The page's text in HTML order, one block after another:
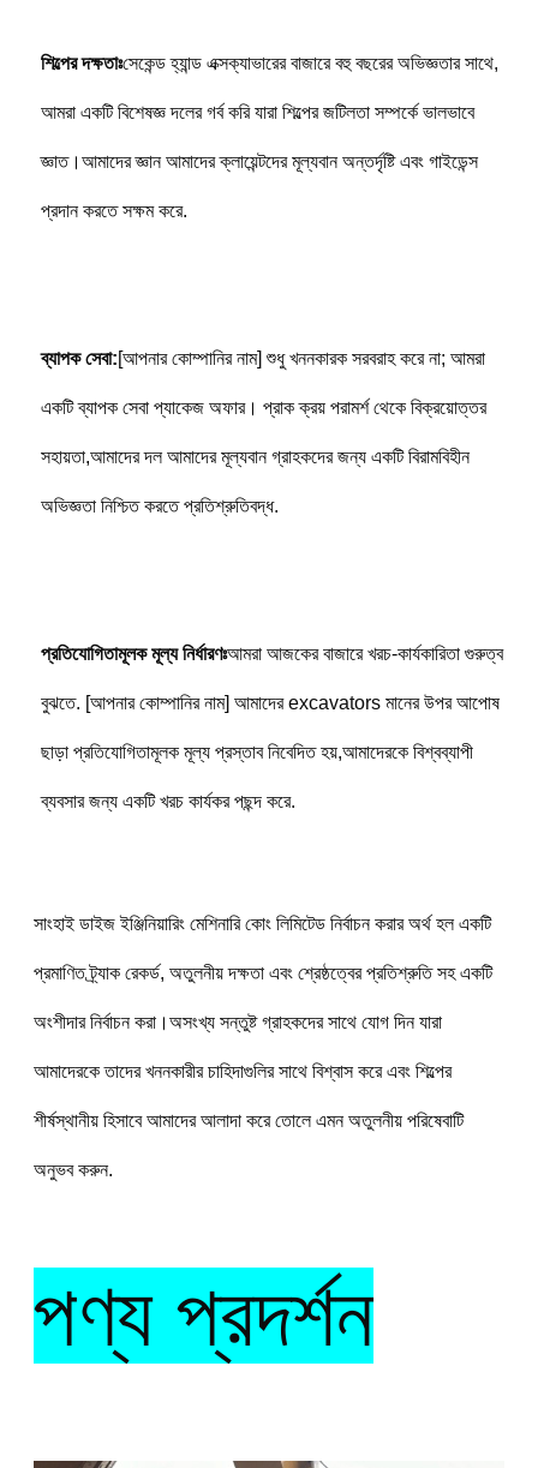
শিল্পের দক্ষতাঃসেকেন্ড হ্যান্ড এক্সক্যাভারের বাজারে বহু বছরের অভিজ্ঞতার সাথে,
আমরা একটি বিশেষজ্ঞ দলের গর্ব করি যারা শিল্পের জটিলতা সম্পর্কে ভালভাবে
জ্ঞাত।আমাদের জ্ঞান আমাদের ক্লায়েন্টদের মূল্যবান অন্তর্দৃষ্টি এবং গাইডেন্স
প্রদান করতে সক্ষম করে.
ব্যাপক সেবা:[আপনার কোম্পানির নাম] শুধু খননকারক সরবরাহ করে না; আমরা
একটি ব্যাপক সেবা প্যাকেজ অফার। প্রাক ক্রয় পরামর্শ থেকে বিক্রয়োত্তর
সহায়তা,আমাদের দল আমাদের মূল্যবান গ্রাহকদের জন্য একটি বিরামবিহীন
অভিজ্ঞতা নিশ্চিত করতে প্রতিশ্রুতিবদ্ধ.
প্রতিযোগিতামূলক মূল্য নির্ধারণঃআমরা আজকের বাজারে খরচ-কার্যকারিতা গুরুত্ব
বুঝতে. [আপনার কোম্পানির নাম] আমাদের excavators মানের উপর আপোষ
ছাড়া প্রতিযোগিতামূলক মূল্য প্রস্তাব নিবেদিত হয়,আমাদেরকে বিশ্বব্যাপী
ব্যবসার জন্য একটি খরচ কার্যকর পছন্দ করে.
সাংহাই ডাইজ ইঞ্জিনিয়ারিং মেশিনারি কোং লিমিটেড নির্বাচন করার অর্থ হল একটি
প্রমাণিত ট্র্যাক রেকর্ড, অতুলনীয় দক্ষতা এবং শ্রেষ্ঠত্বের প্রতিশ্রুতি সহ একটি
অংশীদার নির্বাচন করা।অসংখ্য সন্তুষ্ট গ্রাহকদের সাথে যোগ দিন যারা
আমাদেরকে তাদের খননকারীর চাহিদাগুলির সাথে বিশ্বাস করে এবং শিল্পের
শীর্ষস্থানীয় হিসাবে আমাদের আলাদা করে তোলে এমন অতুলনীয় পরিষেবাটি
অনুভব করুন.
পণ্য প্রদর্শন